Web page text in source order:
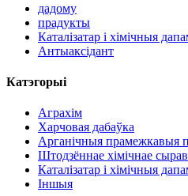
дадому
прадукты
Каталізатар і хімічныя
Антыаксідант
Катэгорыі
Аграхім
Харчовая дабаўка
Арганічныя прамежкавыя
Штодзённае хімічнае
Каталізатар і хімічныя
Іншыя